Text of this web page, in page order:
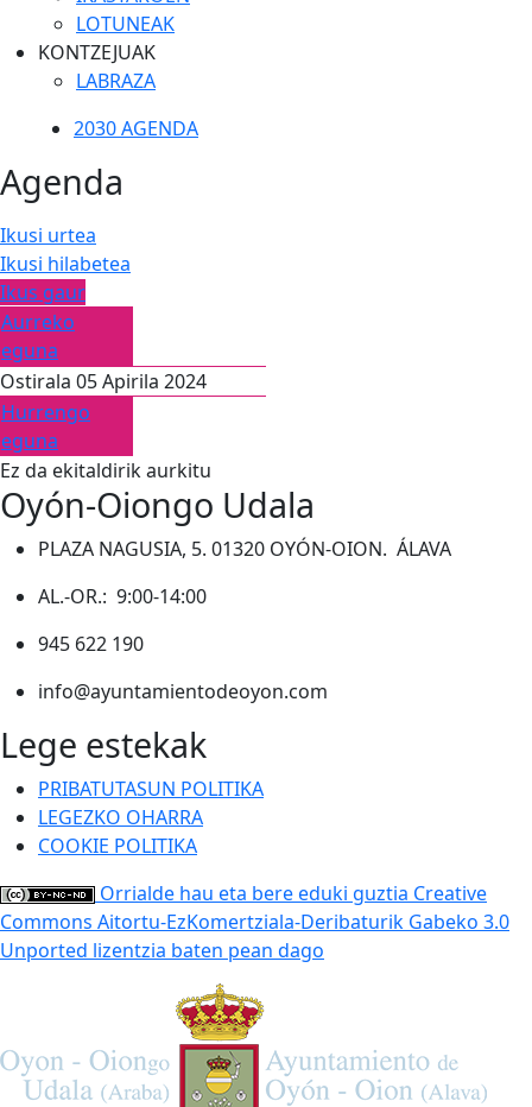
LOTUNEAK
KONTZEJUAK
LABRAZA
2030 AGENDA
Agenda
Ikusi urtea
Ikusi hilabetea
Ikus gaur
Aurreko
eguna
Ostirala 05 Apirila 2024
Hurrengo
eguna
Ez da ekitaldirik aurkitu
Oyón-Oiongo Udala
PLAZA NAGUSIA, 5. 01320 OYÓN-OION. ÁLAVA
AL.-OR.: 9:00-14:00
945 622 190
info@ayuntamientodeoyon.com
Lege estekak
PRIBATUTASUN POLITIKA
LEGEZKO OHARRA
COOKIE POLITIKA
Orrialde hau eta bere eduki guztia Creative
Commons Aitortu-EzKomertziala-Deribaturik Gabeko 3.0
Unported lizentzia baten pean dago